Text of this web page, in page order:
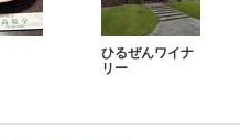
ひるぜんワイナ
リー